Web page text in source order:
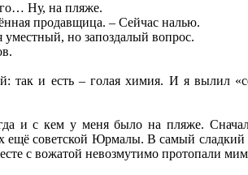
Ну, на пляже.
продавщица. – Сейчас налью.
уместный, но запоздалый вопрос.
так и есть – голая химия. И я вылил
и с кем у меня было на пляже.
ещё советской Юрмалы. В самый
с вожатой невозмутимо протопали